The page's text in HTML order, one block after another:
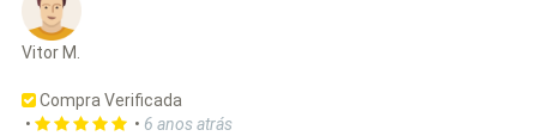
Vitor M.
Compra Verificada
•
• 6 anos atrás